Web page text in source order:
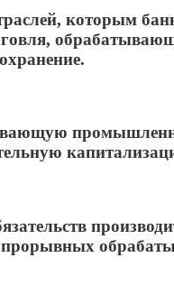
которым
прорывных